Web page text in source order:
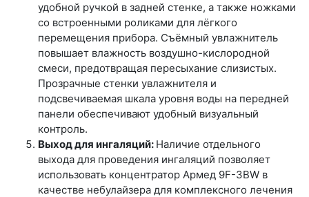
удобной ручкой в задней стенке, а также ножками
со встроенными роликами для лёгкого
перемещения прибора. Съёмный увлажнитель
повышает влажность воздушно-кислородной
смеси, предотвращая пересыхание слизистых.
Прозрачные стенки увлажнителя и
подсвечиваемая шкала уровня воды на передней
панели обеспечивают удобный визуальный
контроль.
Выход для ингаляций: Наличие отдельного
выхода для проведения ингаляций позволяет
использовать концентратор Армед 9F-3BW в
качестве небулайзера для комплексного лечения